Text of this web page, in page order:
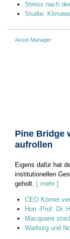
Stress nach
Studie:
Asset Manager
Pine Bridge
aufrollen
Eigens dafür hat
institutionellen
geholt. [ mehr ]
CEO Körner
Hon.-Prof. Dr.
Macquarie
Warburg und